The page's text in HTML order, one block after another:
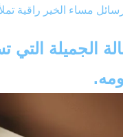
مساء الخير راقية
الجميلة